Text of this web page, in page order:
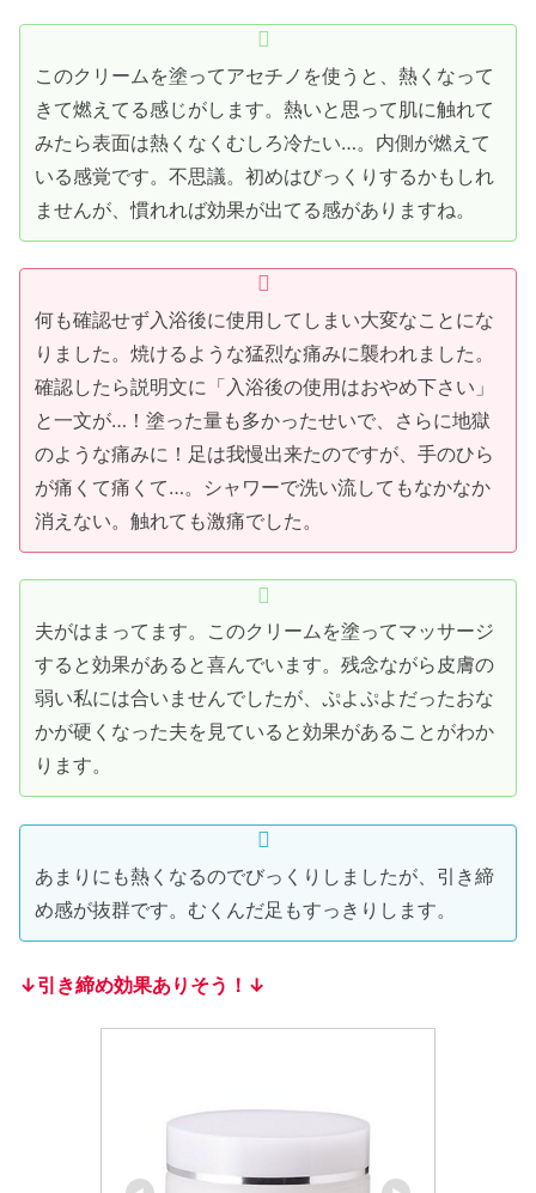
このクリームを塗ってアセチノを使うと、熱くなって
きて燃えてる感じがします。熱いと思って肌に触れて
みたら表面は熱くなくむしろ冷たい…。内側が燃えて
いる感覚です。不思議。初めはびっくりするかもしれ
ませんが、慣れれば効果が出てる感がありますね。
何も確認せず入浴後に使用してしまい大変なことにな
りました。焼けるような猛烈な痛みに襲われました。
確認したら説明文に「入浴後の使用はおやめ下さい」
と一文が…！塗った量も多かったせいで、さらに地獄
のような痛みに！足は我慢出来たのですが、手のひら
が痛くて痛くて…。シャワーで洗い流してもなかなか
消えない。触れても激痛でした。
夫がはまってます。このクリームを塗ってマッサージ
すると効果があると喜んでいます。残念ながら皮膚の
弱い私には合いませんでしたが、ぷよぷよだったおな
かが硬くなった夫を見ていると効果があることがわか
ります。
あまりにも熱くなるのでびっくりしましたが、引き締
め感が抜群です。むくんだ足もすっきりします。
↓引き締め効果ありそう！↓